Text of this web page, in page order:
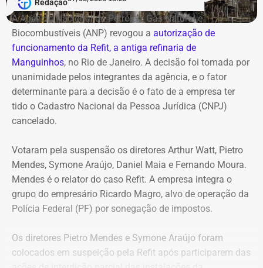
Redação
A Agência Nacional do Petróleo, Gás Natural e
Biocombustíveis (ANP) revogou a autorização de
funcionamento da Refit, a antiga refinaria de
Manguinhos, no Rio de Janeiro. A decisão foi tomada por
unanimidade pelos integrantes da agência, e o fator
determinante para a decisão é o fato de a empresa ter
tido o Cadastro Nacional da Pessoa Jurídica (CNPJ)
cancelado.
Votaram pela suspensão os diretores Arthur Watt, Pietro
Mendes, Symone Araújo, Daniel Maia e Fernando Moura.
Mendes é o relator do caso Refit. A empresa integra o
grupo do empresário Ricardo Magro, alvo de operação da
Polícia Federal (PF) por sonegação de impostos.
Os diretores Pietro Mendes e Symone Araújo foram
colocados em suspeição pela Refit após participarem das